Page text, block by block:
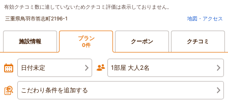
有効クチコミ数に達していないためクチコミ評価は表示しておりません。
三重県鳥羽市答志町2196-1
地図・アクセス
施設情報 プラン
0件 クーポン クチコミ
日付未定 1部屋 大人2名
こだわり条件を追加する